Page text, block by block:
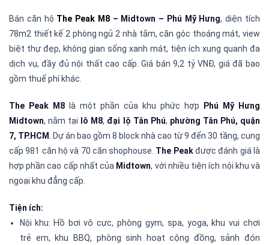
Bán căn hộ The Peak M8– Midtown – Phú Mỹ Hưng, diện tích
78m2 thiết kế 2 phòng ngủ 2 nhà tắm, căn góc thoáng mát, view
biệt thự đẹp, không gian sống xanh mát, tiện ích xung quanh đa
dịch vụ, đầy đủ nội thất cao cấp. Giá bán 9,2 tỷ VNĐ, giá đã bao
gồm thuế phí khác.
The Peak M8 là một phần của khu phức hợp
Phú Mỹ Hưng
Midtown, nằm tại lô M8, đại lộ Tân Phú, phường Tân Phú, quận
7, TP.HCM . Dự án bao gồm 8 block nhà cao từ 9 đến 30 tầng, cung
cấp 981 căn hộ và 70 căn shophouse. The Peakđược đánh giá là
hợp phần cao cấp nhất của Midtown, với nhiều tiện ích nội khu và
ngoại khu đẳng cấp.
Tiện ích:
Nội khu: Hồ bơi vô cực, phòng gym, spa, yoga, khu vui chơi
trẻ em, khu BBQ, phòng sinh hoạt cộng đồng, sảnh đón